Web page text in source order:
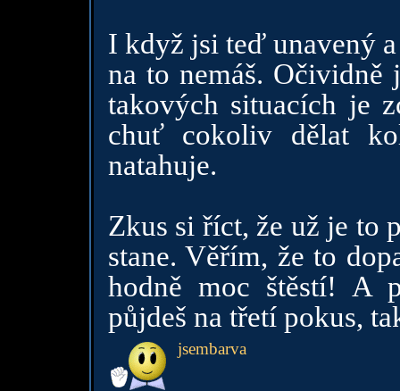
I když jsi teď unavený
na to nemáš.
takových situacích je
chuť cokoliv dělat
natahuje.
Zkus si říct, že už je to
stane. Věřím, že to
hodně moc štěstí! A
půjdeš na třetí pokus,
jsembarva